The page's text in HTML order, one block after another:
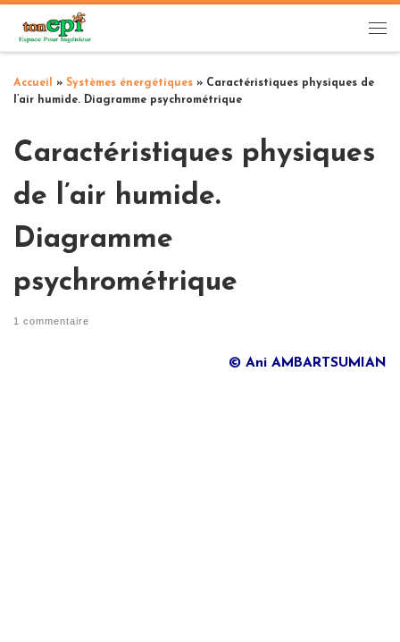
Passer au contenu
Accueil » Systèmes énergétiques » Caractéristiques physiques de
l’air humide. Diagramme psychrométrique
Caractéristiques physiques
de l’air humide.
Diagramme
psychrométrique
1 commentaire
© Ani AMBARTSUMIAN